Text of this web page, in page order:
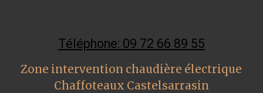
Téléphone: 09 72 66 89 55
Zone intervention chaudière électrique
Chaffoteaux Castelsarrasin